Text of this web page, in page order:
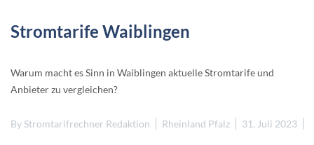
Stromtarife Waiblingen
Warum macht es Sinn in Waiblingen aktuelle Stromtarife und
Anbieter zu vergleichen?
By Stromtarifrechner Redaktion Rheinland Pfalz 31. Juli 2023